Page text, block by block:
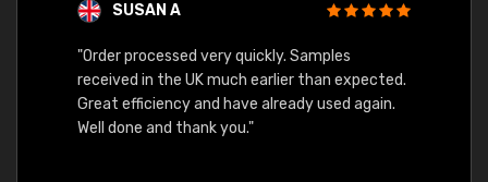
SUSAN A
"Order processed very quickly. Samples
received in the UK much earlier than expected.
Great efficiency and have already used again.
Well done and thank you."